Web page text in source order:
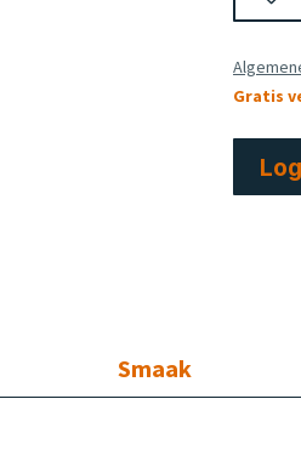
Gratis
Smaak